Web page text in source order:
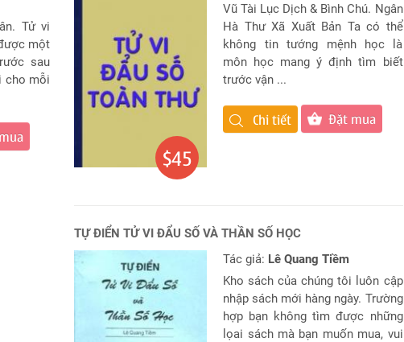
Tử vi
một
sau
cho mỗi
$45
Vũ Tài Lục Dịch & Bình Chú. Ngân
Hà Thư Xã Xuất Bản Ta có thể
không tin tướng mệnh học là
môn học mang ý định tìm biết
trước vận ...
Chi tiết Đặt mua
TỰ ĐIỂN TỬ VI ĐẨU SỐ VÀ THẦN SỐ HỌC
Tác giả: Lê Quang Tiềm
Kho sách của chúng tôi luôn cập
nhập sách mới hàng ngày. Trường
hợp bạn không tìm được những
lọai sách mà bạn muốn mua, vui